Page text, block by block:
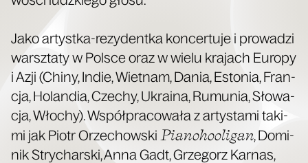
Jako artyst­ka-rezy­dent­ka kon­cer­tu­je i pro­wa­dzi
warsz­ta­ty w Pol­sce oraz w wie­lu kra­jach Euro­py
i Azji (Chi­ny, Indie, Wiet­nam, Dania, Esto­nia, Fran­
cja, Holan­dia, Cze­chy, Ukra­ina, Rumu­nia, Sło­wa­
cja, Wło­chy). Współ­pra­co­wa­ła z arty­sta­mi taki­
mi jak Piotr Orze­chow­ski Pia­no­ho­oli­gan, Domi­
nik Stry­char­ski, Anna Gadt, Grze­gorz Kar­nas,